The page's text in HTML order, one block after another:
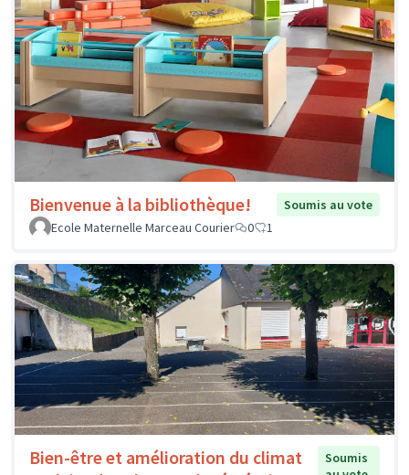
Bienvenue à la bibliothèque!
Soumis au vote
Ecole Maternelle Marceau Courier
0 1
Bien-être et amélioration du climat
Soumis